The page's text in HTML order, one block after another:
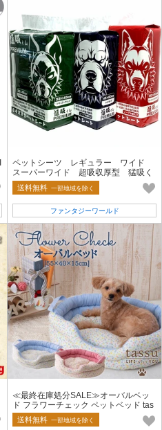
ペットシーツ レギュラー ワイド
スーパーワイド 超吸収厚型 猛吸く
ん-PREMIUM-
送料無料 一部地域を除く
ファンタジーワールド
≪最終在庫処分SALE≫オーバルベッ
ド フラワーチェック ペットベッド tas
su タッス
送料無料 一部地域を除く